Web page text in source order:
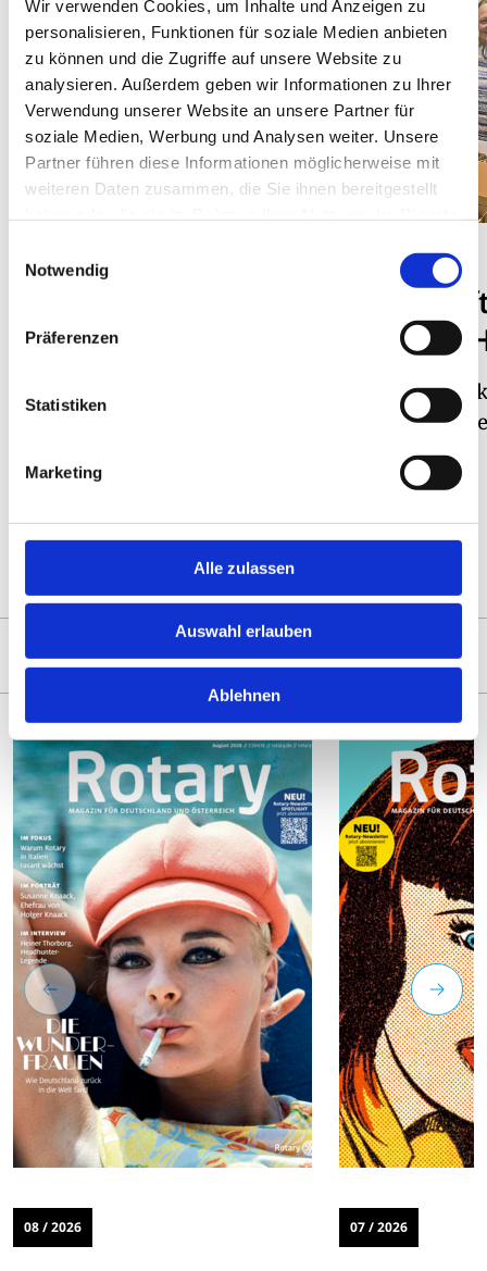
Wir verwenden Cookies, um Inhalte und Anzeigen zu
personalisieren, Funktionen für soziale Medien anbieten
zu können und die Zugriffe auf unsere Website zu
analysieren. Außerdem geben wir Informationen zu Ihrer
Verwendung unserer Website an unsere Partner für
soziale Medien, Werbung und Analysen weiter. Unsere
Partner führen diese Informationen möglicherweise mit
weiteren Daten zusammen, die Sie ihnen bereitgestellt
Notwendig
Präferenzen
Statistiken
Marketing
Alle zulassen
Auswahl erlauben
Ablehnen
für rotarisches
Claudia Plakolm rundete
Christian Haubner|01.01.26
DISTRIKT 1930
und viel
Weihnachten
früher:
Obdachlose
ZUM MAGAZIN
08 / 2026 07 / 2026